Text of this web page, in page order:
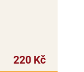
220 Kč